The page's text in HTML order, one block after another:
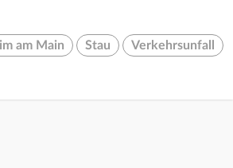
am Main Stau Verkehrsunfall